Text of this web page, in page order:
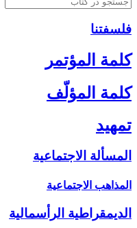
فلسفتنا
كلمة المؤتمر
كلمة المؤلّف‏
تمهيد
المسألة الاجتماعية
المذاهب الاجتماعية
الديمقراطية الرأسمالية